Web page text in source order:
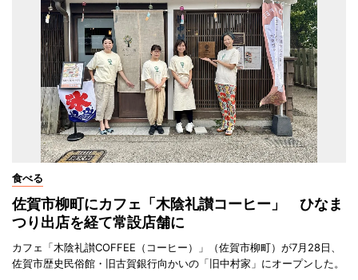
食べる
佐賀市柳町にカフェ「木陰礼讃コーヒー」 ひなま
つり出店を経て常設店舗に
カフェ「木陰礼讃COFFEE（コーヒー）」（佐賀市柳町）が7月28日、
佐賀市歴史民俗館・旧古賀銀行向かいの「旧中村家」にオープンした。